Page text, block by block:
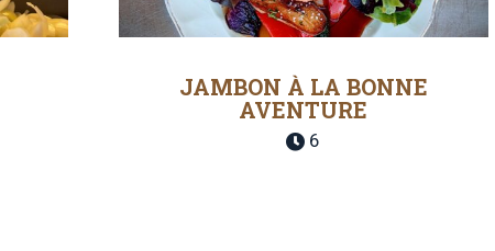
JAMBON À LA BONNE
AVENTURE
6